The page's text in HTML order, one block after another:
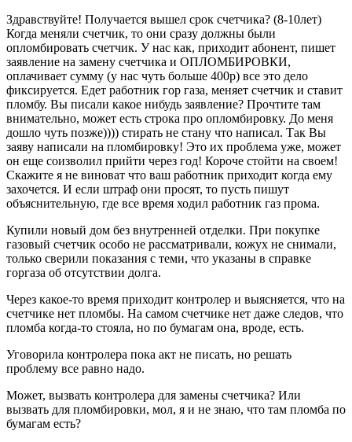
Здравствуйте! Получается вышел срок счетчика? (8-10лет)
Когда меняли счетчик, то они сразу должны были
опломбировать счетчик. У нас как, приходит абонент, пишет
заявление на замену счетчика и ОПЛОМБИРОВКИ,
оплачивает сумму (у нас чуть больше 400р) все это дело
фиксируется. Едет работник гор газа, меняет счетчик и ставит
пломбу. Вы писали какое нибудь заявление? Прочтите там
внимательно, может есть строка про опломбировку. До меня
дошло чуть позже)))) стирать не стану что написал. Так Вы
заяву написали на пломбировку! Это их проблема уже, может
он еще соизволил прийти через год! Короче стойти на своем!
Скажите я не виноват что ваш работник приходит когда ему
захочется. И если штраф они просят, то пусть пишут
объяснительную, где все время ходил работник газ прома.
Купили новый дом без внутренней отделки. При покупке
газовый счетчик особо не рассматривали, кожух не снимали,
только сверили показания с теми, что указаны в справке
горгаза об отсутствии долга.
Через какое-то время приходит контролер и выясняется, что на
счетчике нет пломбы. На самом счетчике нет даже следов, что
пломба когда-то стояла, но по бумагам она, вроде, есть.
Уговорила контролера пока акт не писать, но решать
проблему все равно надо.
Может, вызвать контролера для замены счетчика? Или
вызвать для пломбировки, мол, я и не знаю, что там пломба по
бумагам есть?